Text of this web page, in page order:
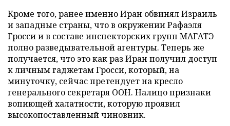
Кроме того, ранее именно Иран обвинял Израиль
и западные страны, что в окружении Рафаэля
Гросси и в составе инспекторских групп МАГАТЭ
полно разведывательной агентуры. Теперь же
получается, что это как раз Иран получил доступ
к личным гаджетам Гросси, который, на
минуточку, сейчас претендует на кресло
генерального секретаря ООН. Налицо признаки
вопиющей халатности, которую проявил
высокопоставленный чиновник.